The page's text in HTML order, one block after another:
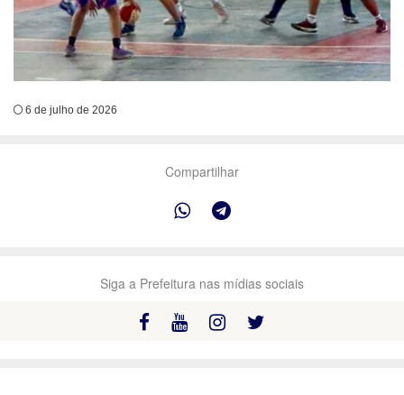
6 de julho de 2026
Compartilhar
Siga a Prefeitura nas mídias sociais